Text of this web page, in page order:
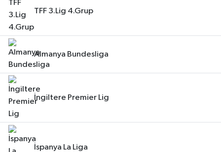
TFF 3.Lig 4.Grup
Almanya Bundesliga
İngiltere Premier Lig
İspanya La Liga